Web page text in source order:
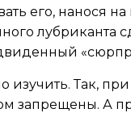
его, нанося
лубриканта
изучить. Так,
запрещены. А